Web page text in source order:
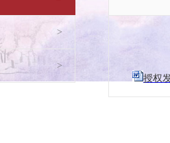
>
>
授权